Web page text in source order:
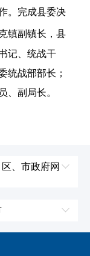
。完成县委决
镇副镇长，县
记、统战干
统战部部长；
、副局长。
、市政府网
皮山县